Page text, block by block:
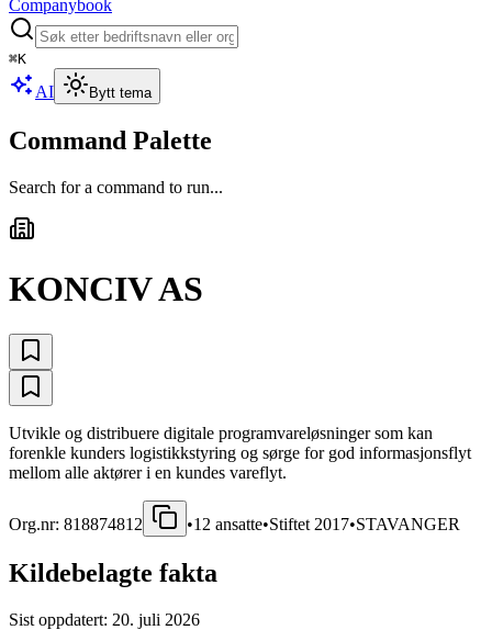
Companybook
⌘K
AI Bytt tema
Command Palette
Search for a command to run...
KONCIV AS
Utvikle og distribuere digitale programvareløsninger som kan
forenkle kunders logistikkstyring og sørge for god informasjonsflyt
mellom alle aktører i en kundes vareflyt.
Org.nr: 818874812 •12 ansatte•Stiftet 2017•STAVANGER
Kildebelagte fakta
Sist oppdatert: 20. juli 2026